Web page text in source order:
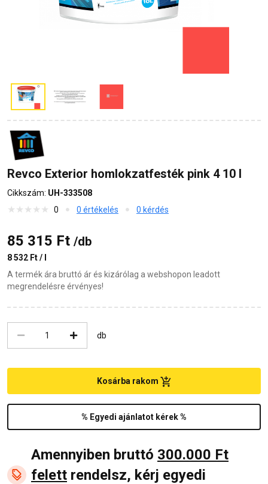
Revco Exterior homlokzatfesték pink 4 10 l
Cikkszám: UH-333508
0
0 értékelés 0 kérdés
85 315 Ft /db
8 532 Ft / l
A termék ára bruttó ár és kizárólag a webshopon leadott
megrendelésre érvényes!
db
% Egyedi ajánlatot kérek %
Kosárba rakom
Amennyiben bruttó 300.000 Ft
felett rendelsz, kérj egyedi